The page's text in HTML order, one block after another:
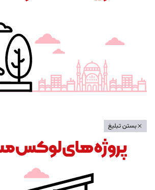
بستن تبلیغ